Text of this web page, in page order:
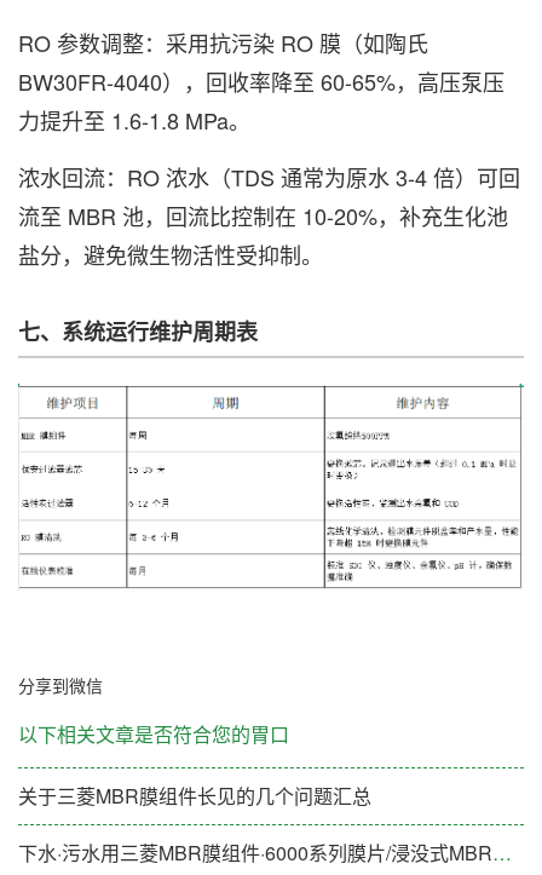
RO 参数调整：采用抗污染 RO 膜（如陶氏
BW30FR-4040），回收率降至 60-65%，高压泵压
力提升至 1.6-1.8 MPa。
浓水回流：RO 浓水（TDS 通常为原水 3-4 倍）可回
流至 MBR 池，回流比控制在 10-20%，补充生化池
盐分，避免微生物活性受抑制。
七、系统运行维护周期表
分享到微信
以下相关文章是否符合您的胃口
关于三菱MBR膜组件长见的几个问题汇总
下水·污水用三菱MBR膜组件·6000系列膜片/浸没式MBR膜片